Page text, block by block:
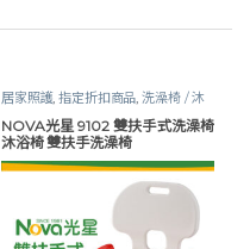
居家照護,指定折扣商品,洗澡椅 / 沐
浴椅, 衛浴安全
NOVA光星 9102 雙扶手式洗澡椅
沐浴椅 雙扶手洗澡椅